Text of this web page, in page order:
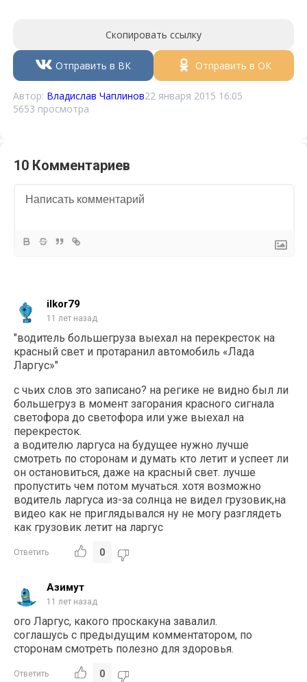
Скопировать ссылку
Отправить в ВК Отправить в ОК
Автор: Владислав Чаплинов22 января 2015 16:05
5653 просмотра
10 Комментариев
ilkor79
11 лет назад
"водитель большегруза выехал на перекресток на
красный свет и протаранил автомобиль «Лада
Ларгус»"
с чьих слов это записано? на регике не видно был ли
большегруз в момент загорания красного сигнала
светофора до светофора или уже выехал на
перекресток.
а водителю ларгуса на будущее нужно лучше
смотреть по сторонам и думать кто летит и успеет ли
он остановиться, даже на красный свет. лучше
пропустить чем потом мучаться. хотя возможно
водитель ларгуса из-за солнца не видел грузовик,на
видео как не приглядывался ну не могу разглядеть
как грузовик летит на ларгус
Ответить 0
Азимут
11 лет назад
ого Ларгус, какого проскакуна завалил.
соглашусь с предыдущим комментатором, по
сторонам смотреть полезно для здоровья.
Ответить 0